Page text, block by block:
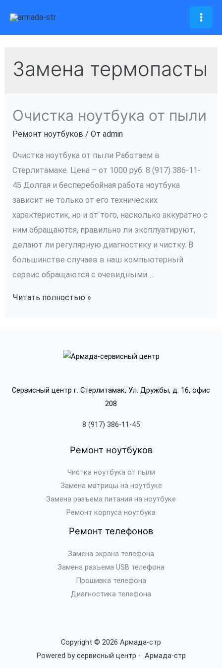
содержимому
Замена термопасты
Очистка ноутбука от пыли
Ремонт ноутбуков / От admin
Очистка ноутбука от пыли Работаем в
Стерлитамаке. Цена – от 1000 руб. 8 (917) 386-11-
45 Долгая и бесперебойная работа ноутбука
зависит не только от его технических
характеристик, но и от того, насколько аккуратно с
ним обращаются, правильно ли эксплуатируют,
делают ли регулярную диагностику и чистку. В
большинстве случаев в наш компьютерный
сервис обращаются с очевидными …
Очистка
Читать полностью »
Сервисный центр г. Стерлитамак, Ул. Дружбы, д. 16, офис
208
8 (917) 386-11-45
Ремонт ноутбуков
Чистка ноутбука от пыли
Замена матрицы на ноутбуке
Замена разъема питания на ноутбуке
Ремонт корпуса ноутбука
Ремонт телефонов
Замена экрана телефона
Замена разъема USB телефона
Прошивка телефона
Диагностика телефона
Copyright © 2026 Армада-стр
Powered by сервисный центр - Армада-стр